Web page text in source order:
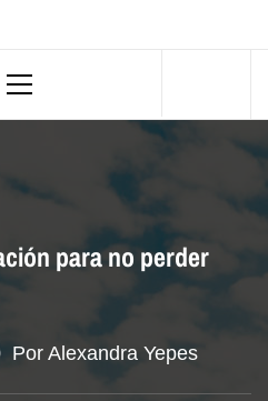
para no perder
Por Alexandra Yepes